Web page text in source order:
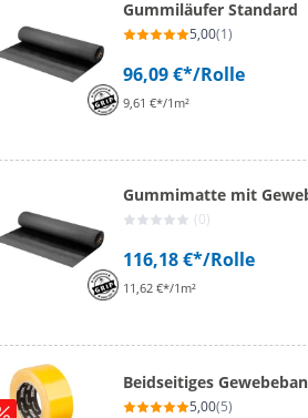
Gummiläufer Standard
5,00(1)
96,09 €*/Rolle
9,61 €*/1m²
Gummimatte mit
(0)
116,18 €*/Rolle
11,62 €*/1m²
Beidseitiges
5,00(5)